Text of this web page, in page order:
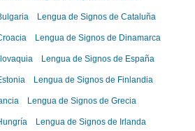
Lengua de Signos de Cataluña
Lengua de Signos de Dinamarca
Lengua de Signos de España
Lengua de Signos de Finlandia
Lengua de Signos de Grecia
Lengua de Signos de Irlanda